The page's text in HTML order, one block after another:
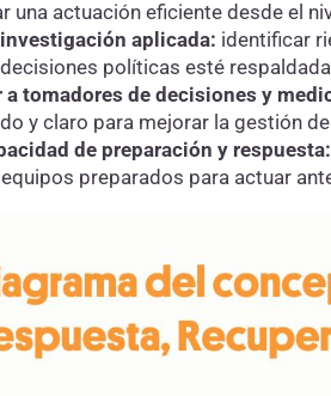
una actuación eficiente desde el
aplicada: identificar
políticas esté
a tomadores de decisiones y
y claro para mejorar la gestión
de preparación y respuesta:
preparados para actuar